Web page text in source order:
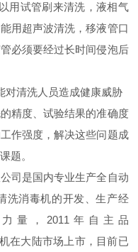
用试管刷来清洗，液相气
用超声波清洗，移液管口
必须要经过长时间侵泡后
对清洗人员造成健康威胁
精度、试验结果的准确度
作强度，解决这些问题成
题。
司是国内专业生产全自动
洗消毒机的开发、生产经
量， 2011 年自主品
在大陆市场上市，目前已